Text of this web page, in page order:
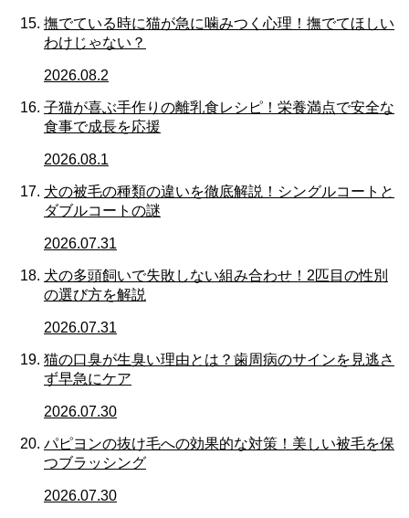
撫でている時に猫が急に噛みつく心理！撫でてほしい
わけじゃない？
2026.08.2
子猫が喜ぶ手作りの離乳食レシピ！栄養満点で安全な
食事で成長を応援
2026.08.1
犬の被毛の種類の違いを徹底解説！シングルコートと
ダブルコートの謎
2026.07.31
犬の多頭飼いで失敗しない組み合わせ！2匹目の性別
の選び方を解説
2026.07.31
猫の口臭が生臭い理由とは？歯周病のサインを見逃さ
ず早急にケア
2026.07.30
パピヨンの抜け毛への効果的な対策！美しい被毛を保
つブラッシング
2026.07.30